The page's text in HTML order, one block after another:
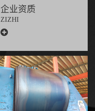
企业资质
ZIZHI